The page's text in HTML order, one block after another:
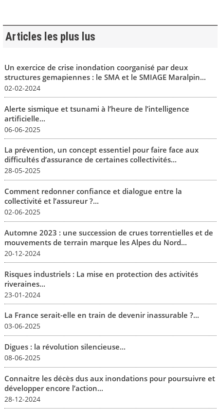
Articles les plus lus
Un exercice de crise inondation coorganisé par deux
structures gemapiennes : le SMA et le SMIAGE Maralpin...
02-02-2024
Alerte sismique et tsunami à l’heure de l’intelligence
artificielle...
06-06-2025
La prévention, un concept essentiel pour faire face aux
difficultés d’assurance de certaines collectivités...
28-05-2025
Comment redonner confiance et dialogue entre la
collectivité et l’assureur ?...
02-06-2025
Automne 2023 : une succession de crues torrentielles et de
mouvements de terrain marque les Alpes du Nord...
20-12-2024
Risques industriels : La mise en protection des activités
riveraines...
23-01-2024
La France serait-elle en train de devenir inassurable ?...
03-06-2025
Digues : la révolution silencieuse...
08-06-2025
Connaitre les décès dus aux inondations pour poursuivre et
développer encore l’action...
28-12-2024